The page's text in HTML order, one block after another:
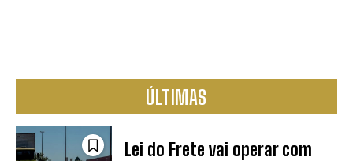
ÚLTIMAS
Lei do Frete vai operar com